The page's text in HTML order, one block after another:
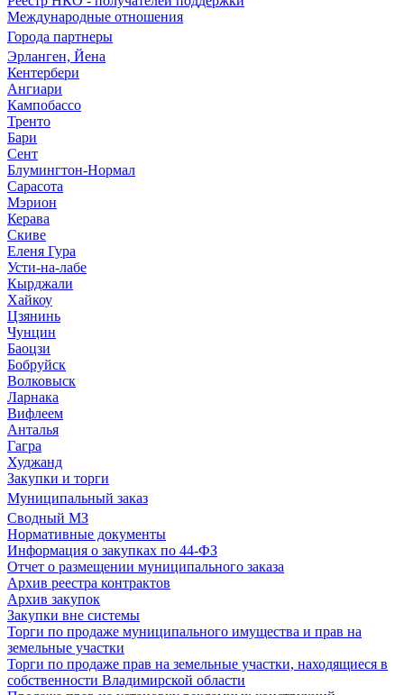
Международные отношения
Города партнеры
Эрланген, Йена
Кентербери
Ангиари
Кампобассо
Тренто
Бари
Сент
Блумингтон-Нормал
Сарасота
Мэрион
Керава
Скиве
Еленя Гура
Усти-на-лабе
Кырджали
Хайкоу
Цзянинь
Чунцин
Баоцзи
Бобруйск
Волковыск
Ларнака
Вифлеем
Анталья
Гагра
Худжанд
Закупки и торги
Муниципальный заказ
Сводный МЗ
Нормативные документы
Информация о закупках по 44-ФЗ
Отчет о размещении муниципального заказа
Архив реестра контрактов
Архив закупок
Закупки вне системы
Торги по продаже муниципального имущества и прав на
земельные участки
Торги по продаже прав на земельные участки, находящиеся в
собственности Владимирской области